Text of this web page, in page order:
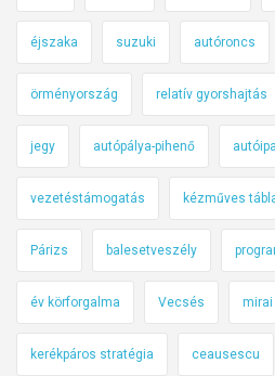
éjszaka suzuki autóroncs
örményország relatív gyorshajtás
jegy autópálya-pihenő
vezetéstámogatás kézműves
Párizs balesetveszély
év körforgalma Vecsés mirai
kerékpáros stratégia ceausescu